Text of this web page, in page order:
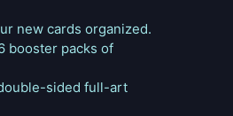
new cards organized.
booster packs of
sided full-art